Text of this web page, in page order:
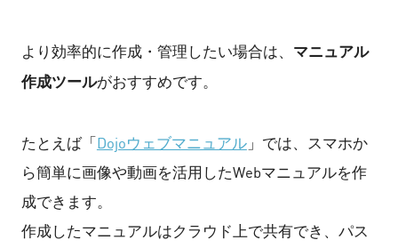
より効率的に作成・管理したい場合は、 マニュアル
作成ツールがおすすめです。
たとえば「Dojoウェブマニュアル」では、スマホか
ら簡単に画像や動画を活用したWebマニュアルを作
成できます。
作成したマニュアルはクラウド上で共有でき、パス